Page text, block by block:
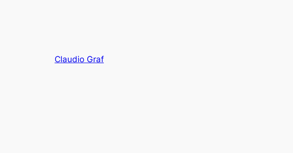
Claudio Graf